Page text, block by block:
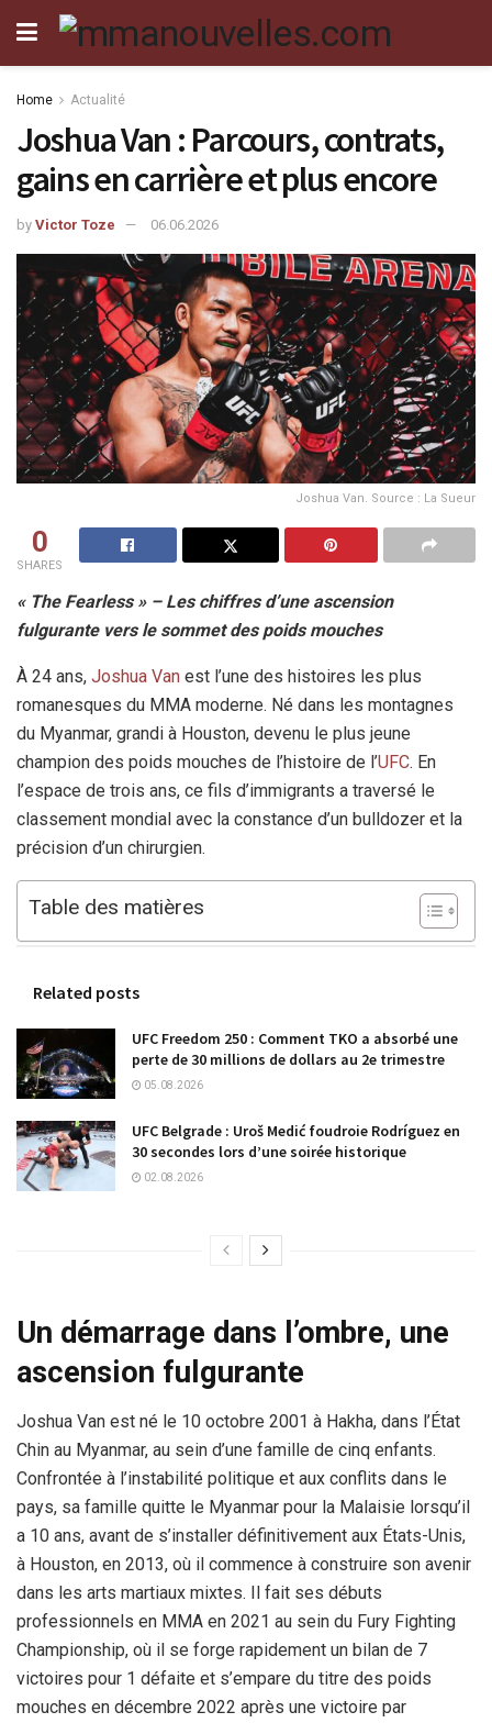
Home Actualité
Joshua Van : Parcours, contrats,
gains en carrière et plus encore
by Victor Toze 06.06.2026
Joshua Van. Source : La Sueur
0
SHARES
« The Fearless » – Les chiffres d’une ascension
fulgurante vers le sommet des poids mouches
À 24 ans, Joshua Van est l’une des histoires les plus
romanesques du MMA moderne. Né dans les montagnes
du Myanmar, grandi à Houston, devenu le plus jeune
champion des poids mouches de l’histoire de l’UFC. En
l’espace de trois ans, ce fils d’immigrants a traversé le
classement mondial avec la constance d’un bulldozer et la
précision d’un chirurgien.
Table des matières
Related posts
UFC Freedom 250 : Comment TKO a absorbé une
perte de 30 millions de dollars au 2e trimestre
05.08.2026
UFC Belgrade : Uroš Medić foudroie Rodríguez en
30 secondes lors d’une soirée historique
02.08.2026
Un démarrage dans l’ombre, une
ascension fulgurante
Joshua Van est né le 10 octobre 2001 à Hakha, dans l’État
Chin au Myanmar, au sein d’une famille de cinq enfants.
Confrontée à l’instabilité politique et aux conflits dans le
pays, sa famille quitte le Myanmar pour la Malaisie lorsqu’il
a 10 ans, avant de s’installer définitivement aux États-Unis,
à Houston, en 2013, où il commence à construire son avenir
dans les arts martiaux mixtes. Il fait ses débuts
professionnels en MMA en 2021 au sein du Fury Fighting
Championship, où il se forge rapidement un bilan de 7
victoires pour 1 défaite et s’empare du titre des poids
mouches en décembre 2022 après une victoire par